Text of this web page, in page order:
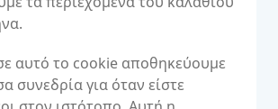
αυτό το cookie αποθηκεύουμε
συνεδρία για όταν είστε